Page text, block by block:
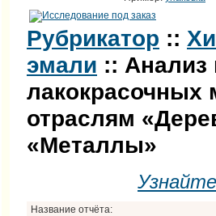
Рубрикатор ::
эмали :: Анализ
лакокрасочных
отраслям
«Металлы»
Название отчёта: